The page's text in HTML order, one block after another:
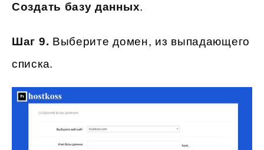
Создать базу данных.
Шаг 9. Выберите домен, из выпадающего
списка.